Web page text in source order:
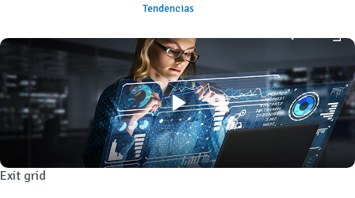
Tendencias
Exit grid